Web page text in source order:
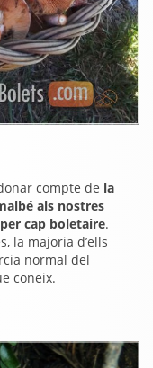
compte de la
als nostres
cap boletaire.
la majoria d’ells
normal del
coneix.